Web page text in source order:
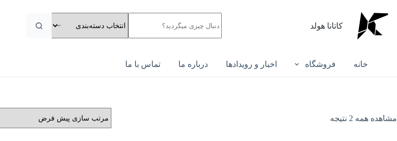
کاتانا هولد
خانه فروشگاه اخبار و رویدادها درباره ما تماس با ما
مشاهده همه 2 نتیجه